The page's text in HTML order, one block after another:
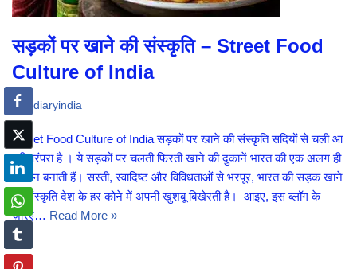
सड़कों पर खाने की संस्कृति – Street Food
Culture of India
diaryindia
Street Food Culture of India सड़कों पर खाने की संस्कृति सदियों से चली आ
रही परंपरा है । ये सड़कों पर चलती फिरती खाने की दुकानें भारत की एक अलग ही
पहचान बनाती हैं। सस्ती, स्वादिष्ट और विविधताओं से भरपूर, भारत की सड़क खाने
की संस्कृति देश के हर कोने में अपनी खुशबू बिखेरती है। आइए, इस ब्लॉग के
ज़रिए… Read More »